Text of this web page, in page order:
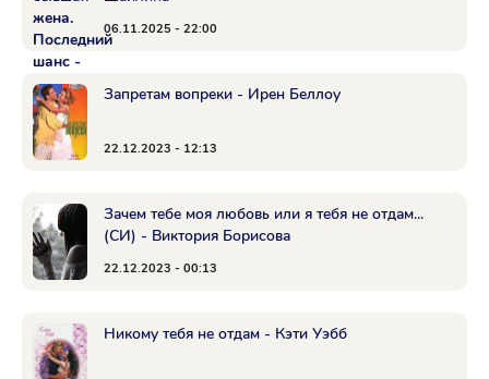
06.11.2025 - 22:00
Запретам вопреки - Ирен Беллоу
22.12.2023 - 12:13
Зачем тебе моя любовь или я тебя не отдам...
(СИ) - Виктория Борисова
22.12.2023 - 00:13
Никому тебя не отдам - Кэти Уэбб